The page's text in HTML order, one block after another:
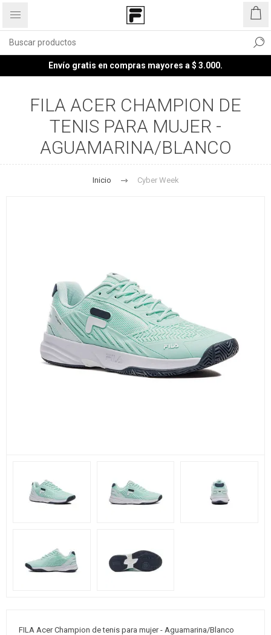
Envío gratis en compras mayores a $ 3.000.
FILA ACER CHAMPION DE
TENIS PARA MUJER -
AGUAMARINA/BLANCO
Inicio Cyber Week
FILA Acer Champion de tenis para mujer - Aguamarina/Blanco